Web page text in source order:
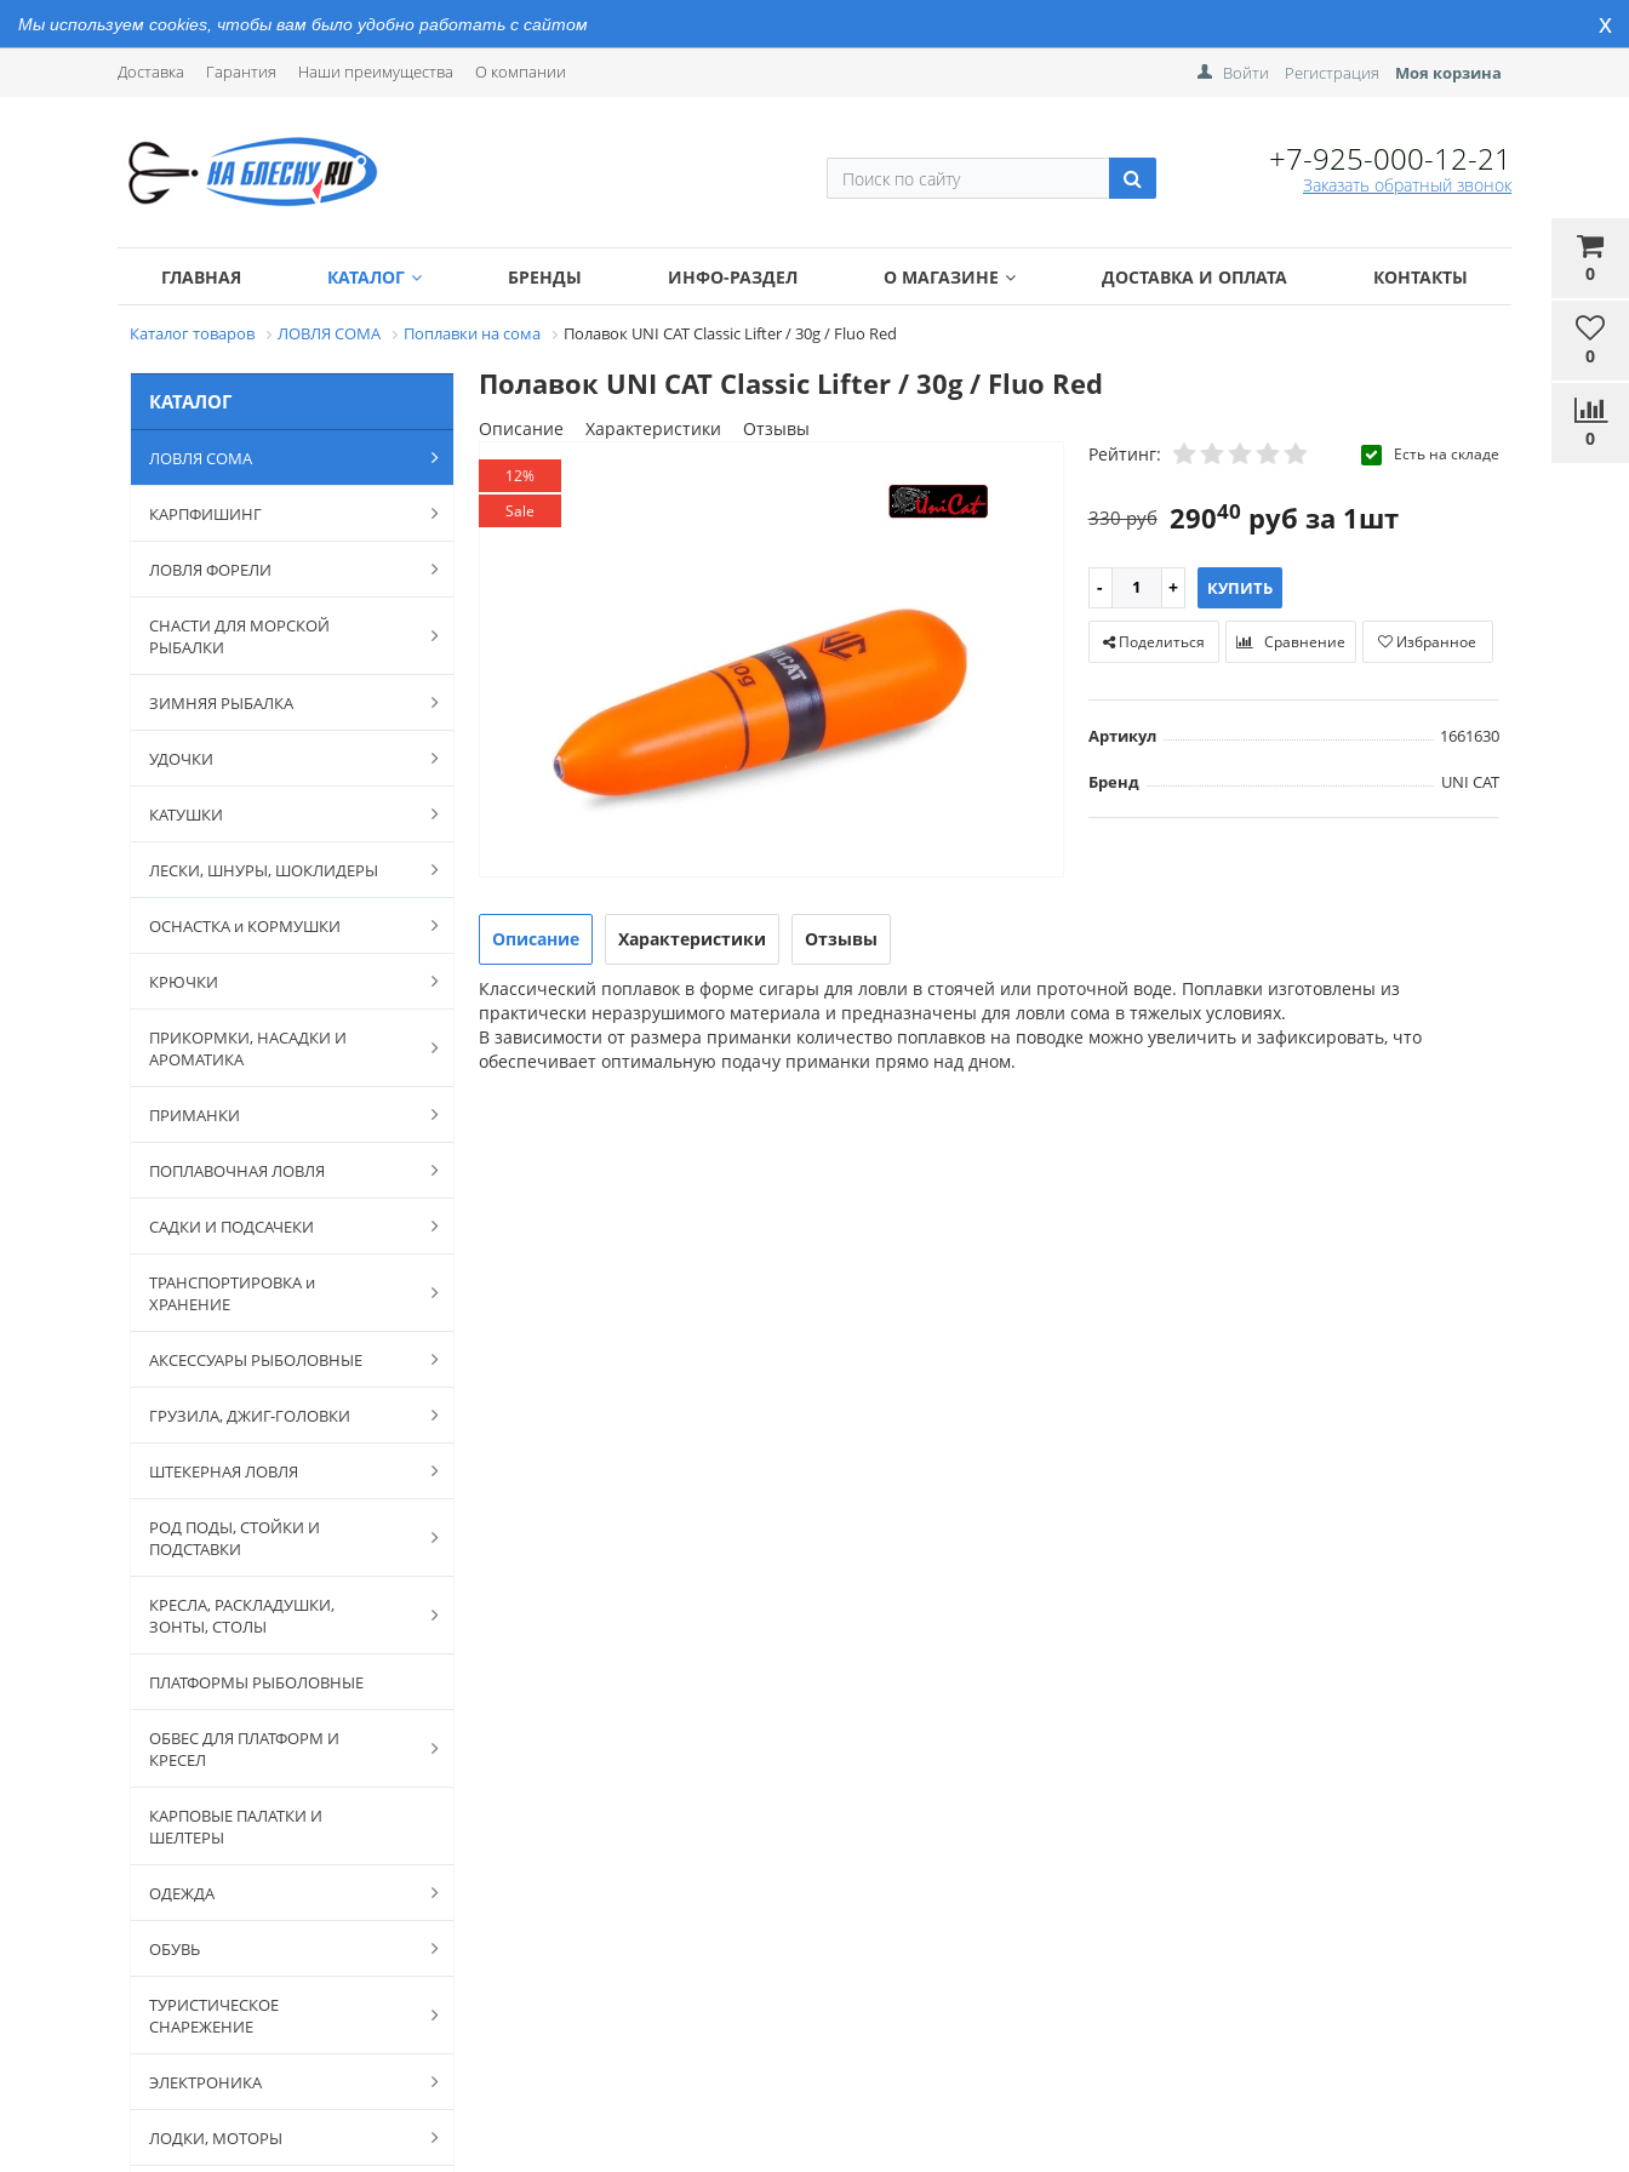
Мы используем cookies, чтобы вам было удобно работать с сайтом x
Доставка Гарантия Наши преимущества О компании
0
0
0
Войти Регистрация Моя корзина
+7-925-000-12-21
Заказать обратный звонок
ГЛАВНАЯ КАТАЛОГ БРЕНДЫ ИНФО-РАЗДЕЛ О МАГАЗИНЕ ДОСТАВКА И ОПЛАТА КОНТАКТЫ
Каталог товаров ЛОВЛЯ СОМА Поплавки на сома Полавок UNI CAT Classic Lifter / 30g / Fluo Red
КАТАЛОГ
ЛОВЛЯ СОМА
КАРПФИШИНГ
ЛОВЛЯ ФОРЕЛИ
СНАСТИ ДЛЯ МОРСКОЙ
РЫБАЛКИ
ЗИМНЯЯ РЫБАЛКА
УДОЧКИ
КАТУШКИ
ЛЕСКИ, ШНУРЫ, ШОКЛИДЕРЫ
ОСНАСТКА и КОРМУШКИ
КРЮЧКИ
ПРИКОРМКИ, НАСАДКИ И
АРОМАТИКА
ПРИМАНКИ
ПОПЛАВОЧНАЯ ЛОВЛЯ
САДКИ И ПОДСАЧЕКИ
ТРАНСПОРТИРОВКА и
ХРАНЕНИЕ
АКСЕССУАРЫ РЫБОЛОВНЫЕ
ГРУЗИЛА, ДЖИГ-ГОЛОВКИ
ШТЕКЕРНАЯ ЛОВЛЯ
РОД ПОДЫ, СТОЙКИ И
ПОДСТАВКИ
КРЕСЛА, РАСКЛАДУШКИ,
ЗОНТЫ, СТОЛЫ
ПЛАТФОРМЫ РЫБОЛОВНЫЕ
ОБВЕС ДЛЯ ПЛАТФОРМ И
КРЕСЕЛ
КАРПОВЫЕ ПАЛАТКИ И
ШЕЛТЕРЫ
ОДЕЖДА
ОБУВЬ
ТУРИСТИЧЕСКОЕ
СНАРЕЖЕНИЕ
ЭЛЕКТРОНИКА
ЛОДКИ, МОТОРЫ
Полавок UNI CAT Classic Lifter / 30g / Fluo Red
Описание Характеристики Отзывы
12%
Sale
Рейтинг: Есть на складе
29040 руб за 1шт
330 руб
КУПИТЬ
Поделиться Сравнение Избранное
Артикул 1661630
Бренд UNI CAT
Описание Характеристики Отзывы
Классический поплавок в форме сигары для ловли в стоячей или проточной воде. Поплавки изготовлены из
практически неразрушимого материала и предназначены для ловли сома в тяжелых условиях.
В зависимости от размера приманки количество поплавков на поводке можно увеличить и зафиксировать, что
обеспечивает оптимальную подачу приманки прямо над дном.